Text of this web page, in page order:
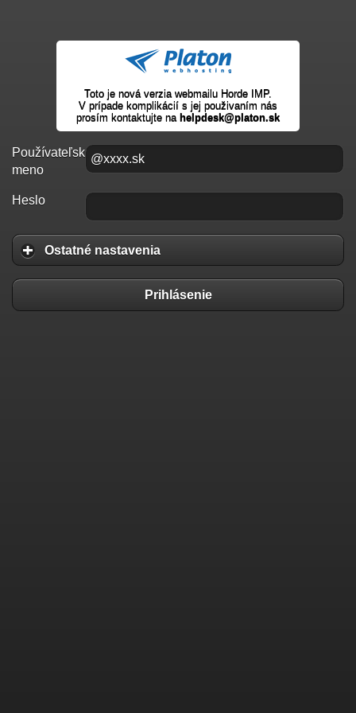
Používateľské
meno
Heslo
Ostatné nastavenia
Prihlásenie
Toto je nová verzia webmailu Horde IMP.
V prípade komplikácií s jej použivaním nás
prosím kontaktujte na helpdesk@platon.sk